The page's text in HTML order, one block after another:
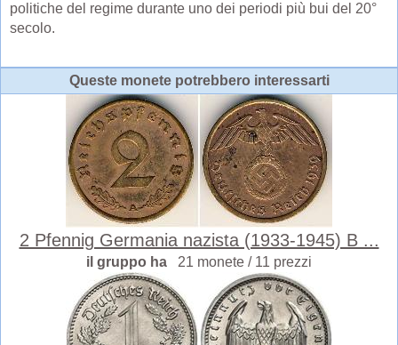
politiche del regime durante uno dei periodi più bui del 20°
secolo.
Queste monete potrebbero interessarti
2 Pfennig Germania nazista (1933-1945) B ...
il gruppo ha 21 monete / 11 prezzi